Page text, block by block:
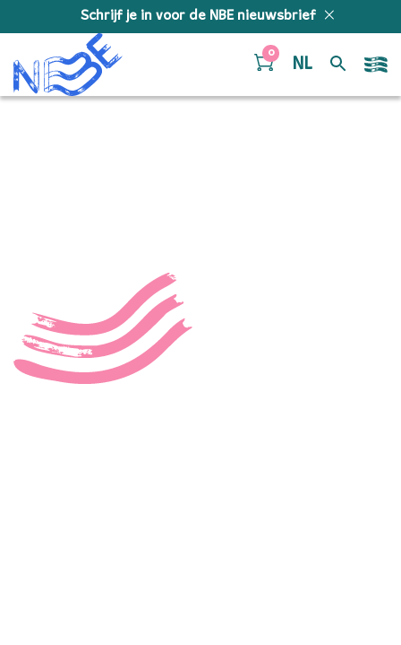
Schrijf je in voor de NBE nieuwsbrief
0
NL